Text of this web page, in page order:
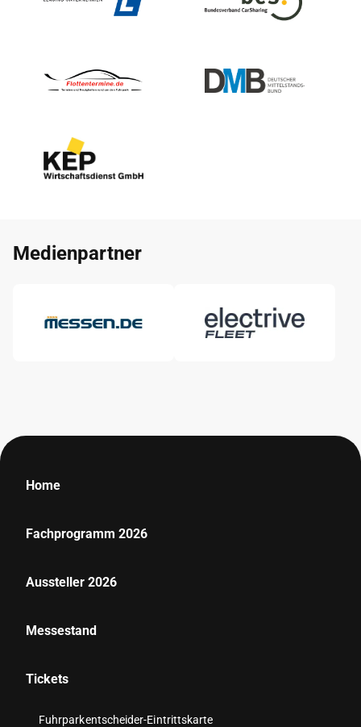
Medienpartner
Home
Fachprogramm 2026
Aussteller 2026
Messestand
Tickets
Fuhrparkentscheider-Eintrittskarte